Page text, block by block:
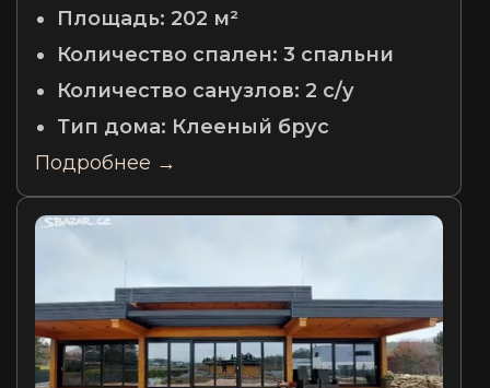
Площадь: 202 м²
Количество спален: 3 спальни
Количество санузлов: 2 с/у
Тип дома: Клееный брус
Подробнее →